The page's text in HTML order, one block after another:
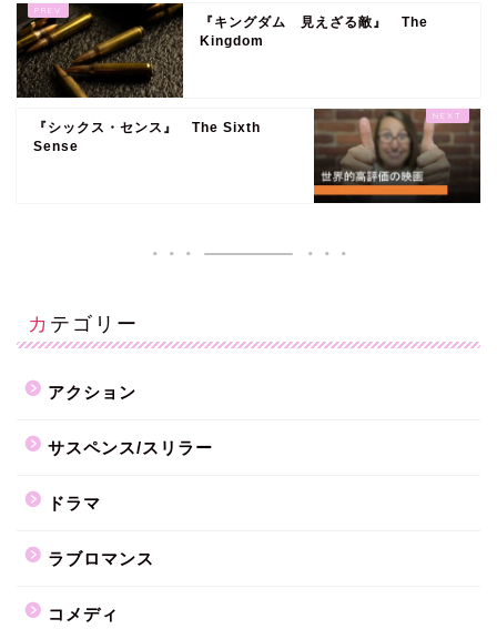
『キングダム 見えざる敵』 The
Kingdom
『シックス・センス』 The Sixth
Sense
カテゴリー
アクション
サスペンス/スリラー
ドラマ
ラブロマンス
コメディ